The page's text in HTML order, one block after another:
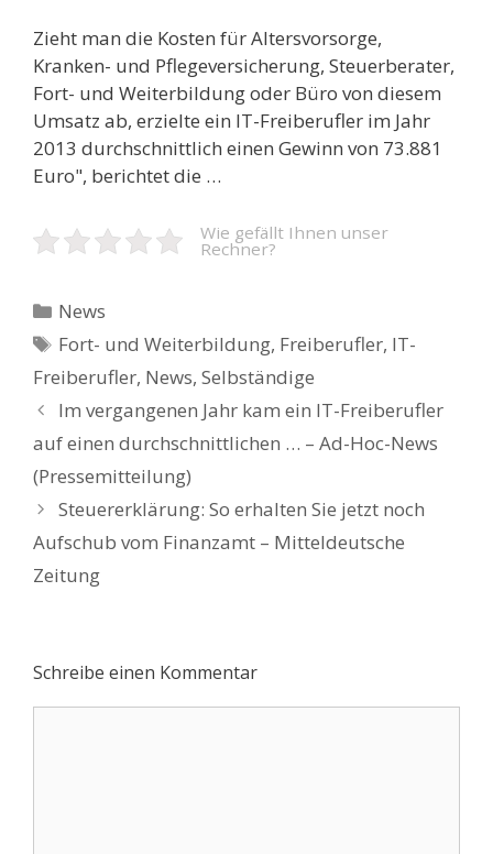
Zieht man die Kosten für Altersvorsorge,
Kranken- und Pflegeversicherung, Steuerberater,
Fort- und Weiterbildung oder Büro von diesem
Umsatz ab, erzielte ein IT-Freiberufler im Jahr
2013 durchschnittlich einen Gewinn von 73.881
Euro", berichtet die …
Wie gefällt Ihnen unser
Rechner?
Kategorien
News
Schlagwörter
Fort- und Weiterbildung, Freiberufler, IT-
Freiberufler, News, Selbständige
Beitrags-
Navigation
Im vergangenen Jahr kam ein IT-Freiberufler
auf einen durchschnittlichen … – Ad-Hoc-News
(Pressemitteilung)
Steuererklärung: So erhalten Sie jetzt noch
Aufschub vom Finanzamt – Mitteldeutsche
Zeitung
Schreibe einen Kommentar